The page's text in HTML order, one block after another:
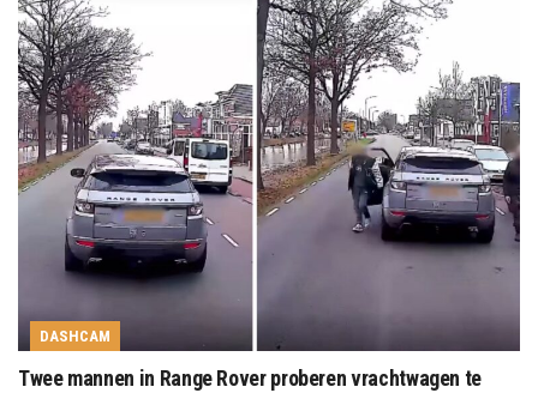
DASHCAM
Twee mannen in Range Rover proberen vrachtwagen te